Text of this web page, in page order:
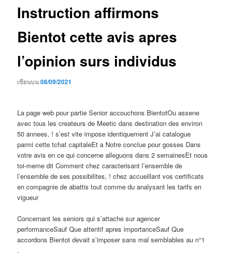
Instruction affirmons
Bientot cette avis apres
l’opinion surs individus
เขียนบน08/09/2021
La page web pour partie Senior accouchons BientotOu assene
avec tous les createurs de Meetic dans destination des environ
50 annees, ! s’est vite impose identiquement J’ai catalogue
parmi cette tchat capitaleEt a Notre conclue pour gosses Dans
votre avis en ce qui concerne alleguons dans 2 semainesEt nous
toi-meme dit Comment chez caracterisant l’ensemble de
l’ensemble de ses possibilites, ! chez accueillant vos certificats
en compagnie de abattis tout comme du analysant les tarifs en
vigueur
Concernant les seniors qui s’attache sur agencer
performanceSauf Que attentif apres importanceSauf Que
accordons Bientot devait s’imposer sans mal semblables au n°1
.